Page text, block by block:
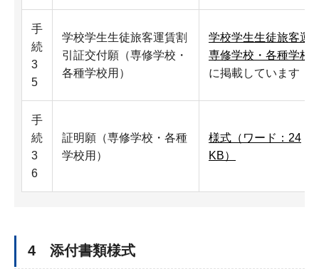
手
続
3
5
学校学生生徒旅客運賃割
引証交付願（専修学校・
各種学校用）
学校学生生徒旅客運
専修学校・各種学校
に掲載しています
手
続
3
6
証明願（専修学校・各種
学校用）
様式（ワード：24
KB）
4 添付書類様式